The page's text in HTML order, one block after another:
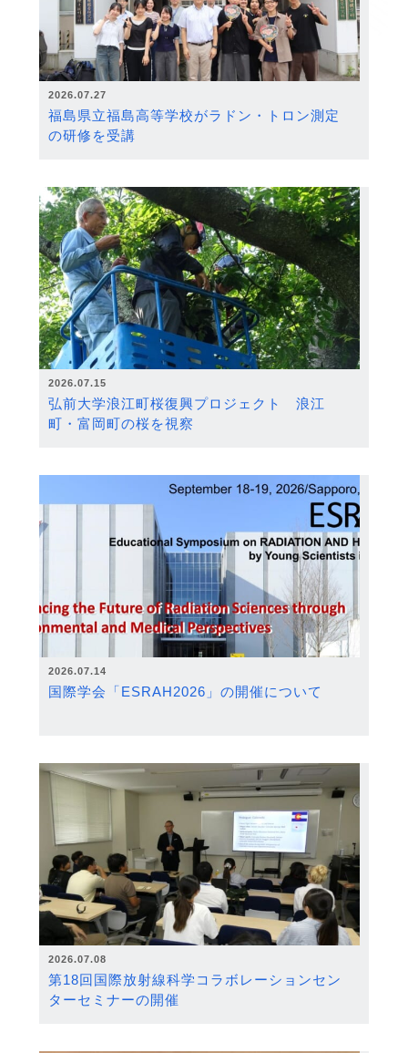
2026.07.27
福島県立福島高等学校がラドン・トロン測定
の研修を受講
2026.07.15
弘前大学浪江町桜復興プロジェクト 浪江
町・富岡町の桜を視察
2026.07.14
国際学会「ESRAH2026」の開催について
2026.07.08
第18回国際放射線科学コラボレーションセン
ターセミナーの開催